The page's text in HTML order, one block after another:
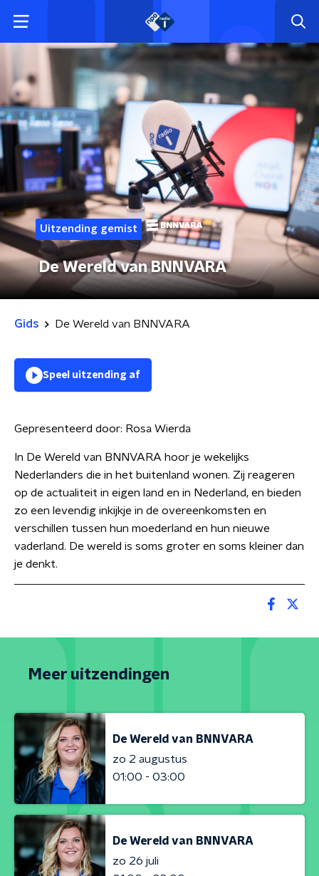
Uitzending gemist
De Wereld van BNNVARA
Gids De Wereld van BNNVARA
Speel uitzending af
Gepresenteerd door: Rosa Wierda
In De Wereld van BNNVARA hoor je wekelijks
Nederlanders die in het buitenland wonen. Zij reageren
op de actualiteit in eigen land en in Nederland, en bieden
zo een levendig inkijkje in de overeenkomsten en
verschillen tussen hun moederland en hun nieuwe
vaderland. De wereld is soms groter en soms kleiner dan
je denkt.
Meer uitzendingen
De Wereld van BNNVARA
zo 2 augustus
01:00 - 03:00
De Wereld van BNNVARA
zo 26 juli